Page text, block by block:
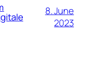
8. June
2023